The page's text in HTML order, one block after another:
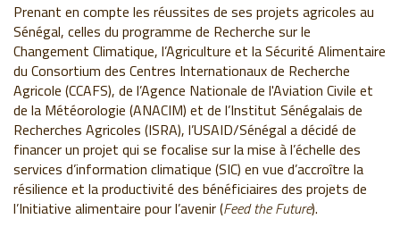
Prenant en compte les réussites de ses projets agricoles au
Sénégal, celles du programme de Recherche sur le
Changement Climatique, l’Agriculture et la Sécurité Alimentaire
du Consortium des Centres Internationaux de Recherche
Agricole (CCAFS), de l’Agence Nationale de l'Aviation Civile et
de la Météorologie (ANACIM) et de l’Institut Sénégalais de
Recherches Agricoles (ISRA), l’USAID/Sénégal a décidé de
financer un projet qui se focalise sur la mise à l’échelle des
services d’information climatique (SIC) en vue d’accroître la
résilience et la productivité des bénéficiaires des projets de
l’Initiative alimentaire pour l’avenir (Feed the Future).